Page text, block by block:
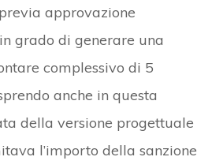
approvazione
grado di generare una
complessivo di 5
anche in questa
della versione progettuale
l’importo della sanzione